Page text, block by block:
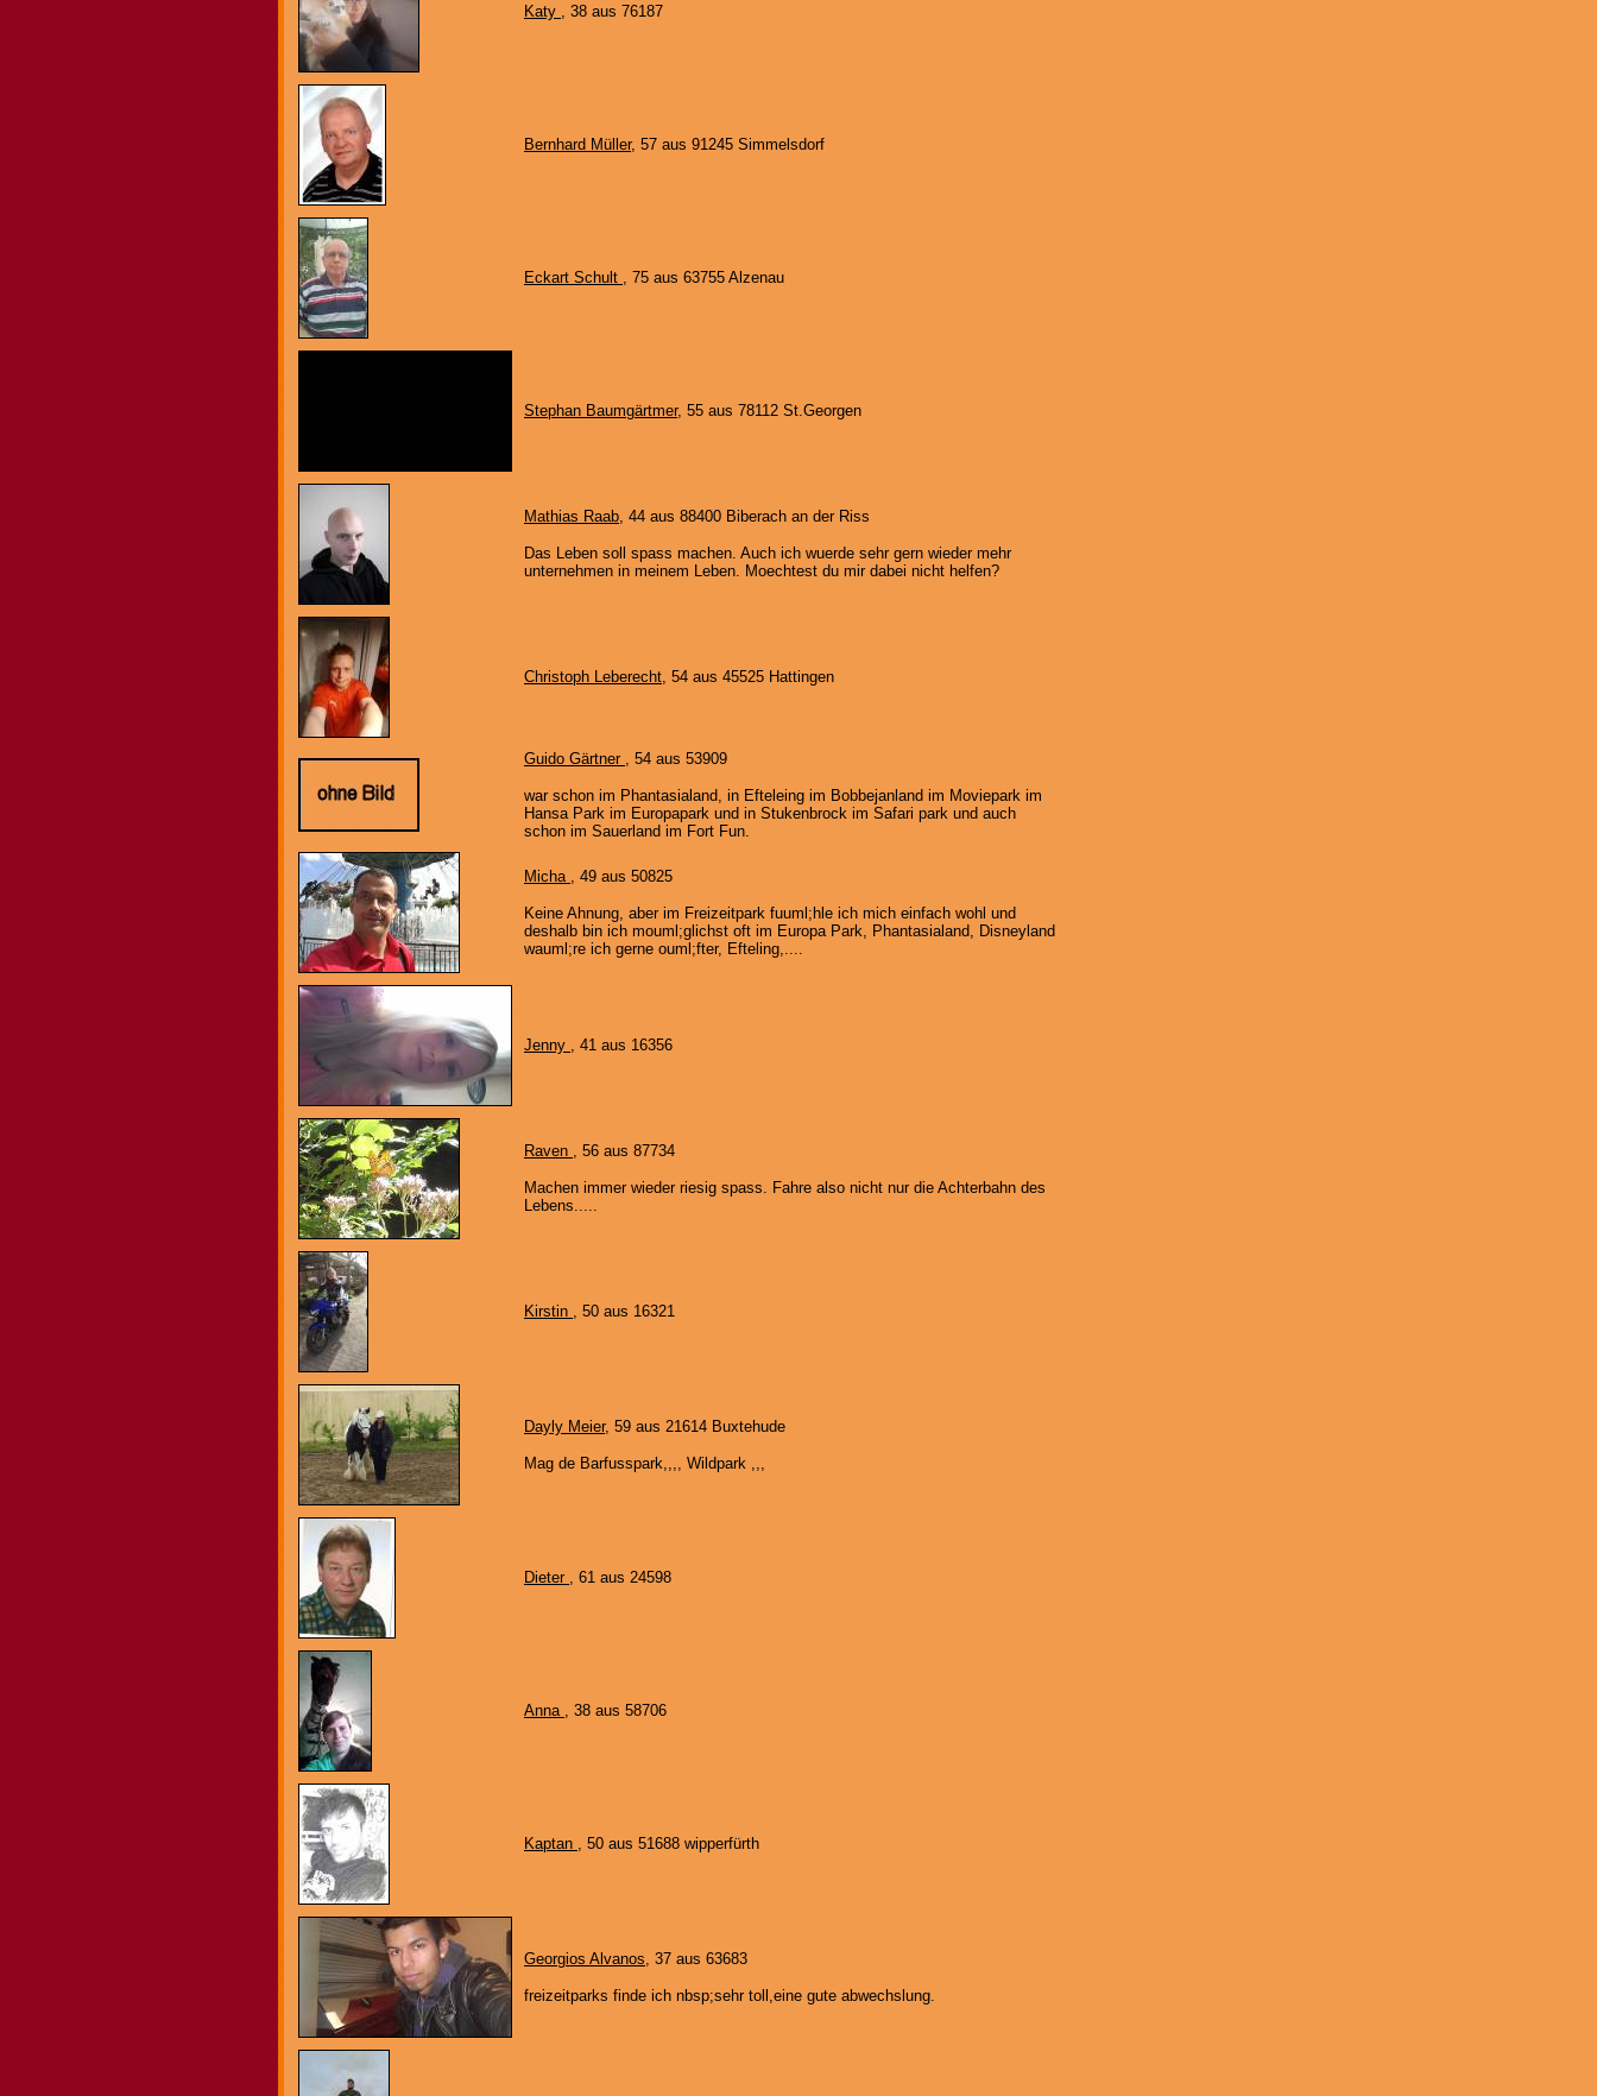
Katy , 38 aus 76187
Bernhard Müller, 57 aus 91245 Simmelsdorf
Eckart Schult , 75 aus 63755 Alzenau
Stephan Baumgärtmer, 55 aus 78112 St.Georgen
Mathias Raab, 44 aus 88400 Biberach an der Riss
Das Leben soll spass machen. Auch ich wuerde sehr gern wieder mehr
unternehmen in meinem Leben. Moechtest du mir dabei nicht helfen?
Christoph Leberecht, 54 aus 45525 Hattingen
Guido Gärtner , 54 aus 53909
war schon im Phantasialand, in Efteleing im Bobbejanland im Moviepark im
Hansa Park im Europapark und in Stukenbrock im Safari park und auch
schon im Sauerland im Fort Fun.
Micha , 49 aus 50825
Keine Ahnung, aber im Freizeitpark fuuml;hle ich mich einfach wohl und
deshalb bin ich mouml;glichst oft im Europa Park, Phantasialand, Disneyland
wauml;re ich gerne ouml;fter, Efteling,....
Jenny , 41 aus 16356
Raven , 56 aus 87734
Machen immer wieder riesig spass. Fahre also nicht nur die Achterbahn des
Lebens.....
Kirstin , 50 aus 16321
Dayly Meier, 59 aus 21614 Buxtehude
Mag de Barfusspark,,,, Wildpark ,,,
Dieter , 61 aus 24598
Anna , 38 aus 58706
Kaptan , 50 aus 51688 wipperfürth
Georgios Alvanos, 37 aus 63683
freizeitparks finde ich nbsp;sehr toll,eine gute abwechslung.